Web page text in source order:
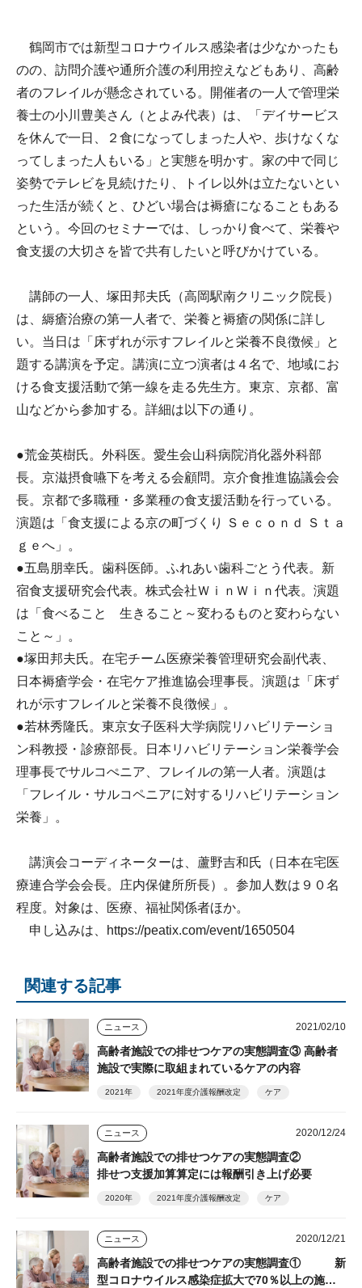
鶴岡市では新型コロナウイルス感染者は少なかったも
のの、訪問介護や通所介護の利用控えなどもあり、高齢
者のフレイルが懸念されている。開催者の一人で管理栄
養士の小川豊美さん（とよみ代表）は、「デイサービス
を休んで一日、２食になってしまった人や、歩けなくな
ってしまった人もいる」と実態を明かす。家の中で同じ
姿勢でテレビを見続けたり、トイレ以外は立たないとい
った生活が続くと、ひどい場合は褥瘡になることもある
という。今回のセミナーでは、しっかり食べて、栄養や
食支援の大切さを皆で共有したいと呼びかけている。
講師の一人、塚田邦夫氏（高岡駅南クリニック院長）
は、縟瘡治療の第一人者で、栄養と褥瘡の関係に詳し
い。当日は「床ずれが示すフレイルと栄養不良徴候」と
題する講演を予定。講演に立つ演者は４名で、地域にお
ける食支援活動で第一線を走る先生方。東京、京都、富
山などから参加する。詳細は以下の通り。
●荒金英樹氏。外科医。愛生会山科病院消化器外科部
長。京滋摂食嚥下を考える会顧問。京介食推進協議会会
長。京都で多職種・多業種の食支援活動を行っている。
演題は「食支援による京の町づくり Ｓｅｃｏｎｄ Ｓｔａ
ｇｅへ」。
●五島朋幸氏。歯科医師。ふれあい歯科ごとう代表。新
宿食支援研究会代表。株式会社ＷｉｎＷｉｎ代表。演題
は「食べること 生きること～変わるものと変わらない
こと～」。
●塚田邦夫氏。在宅チーム医療栄養管理研究会副代表、
日本褥瘡学会・在宅ケア推進協会理事長。演題は「床ず
れが示すフレイルと栄養不良徴候」。
●若林秀隆氏。東京女子医科大学病院リハビリテーショ
ン科教授・診療部長。日本リハビリテーション栄養学会
理事長でサルコぺニア、フレイルの第一人者。演題は
「フレイル・サルコペニアに対するリハビリテーション
栄養」。
講演会コーディネーターは、蘆野吉和氏（日本在宅医
療連合学会会長。庄内保健所所長）。参加人数は９０名
程度。対象は、医療、福祉関係者ほか。
申し込みは、
https://peatix.com/event/1650504
関連する記事
ニュース 2021/02/10
高齢者施設での排せつケアの実態調査③ 高齢者
施設で実際に取組まれているケアの内容
2021年 2021年度介護報酬改定 ケア
ニュース 2020/12/24
高齢者施設での排せつケアの実態調査②
排せつ支援加算算定には報酬引き上げ必要
2020年 2021年度介護報酬改定 ケア
ニュース 2020/12/21
高齢者施設での排せつケアの実態調査① 新
型コロナウイルス感染症拡大で70％以上の施設